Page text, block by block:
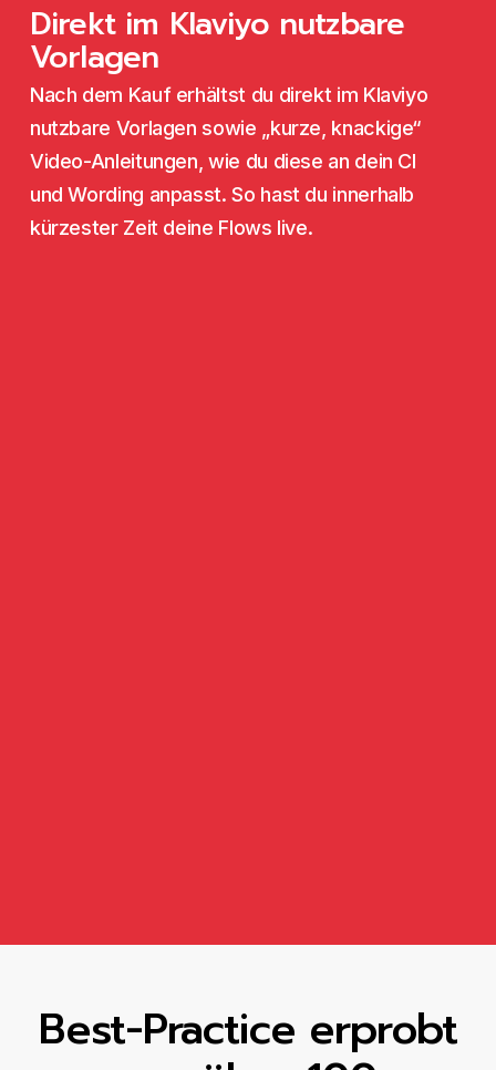
Direkt im Klaviyo nutzbare
Vorlagen
Nach dem Kauf erhältst du direkt im Klaviyo
nutzbare Vorlagen sowie „kurze, knackige“
Video-Anleitungen, wie du diese an dein CI
und Wording anpasst. So hast du innerhalb
kürzester Zeit deine Flows live.
Best-Practice erprobt